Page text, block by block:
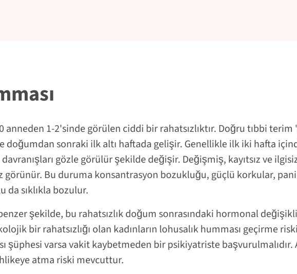
anneden 1-2'sinde görülen ciddi bir rahatsızlıktır. Doğru tıbbi
doğumdan sonraki ilk altı haftada gelişir. Genellikle ilk iki hafta
davranışları gözle görülür şekilde değişir. Değişmiş, kayıtsız ve
görünür. Bu duruma konsantrasyon bozukluğu, güçlü korkular,
da sıklıkla bozulur.
şekilde, bu rahatsızlık doğum sonrasındaki hormonal
bir rahatsızlığı olan kadınların lohusalık humması geçirme
şüphesi varsa vakit kaybetmeden bir psikiyatriste başvurulmalıdır.
atma riski mevcuttur.